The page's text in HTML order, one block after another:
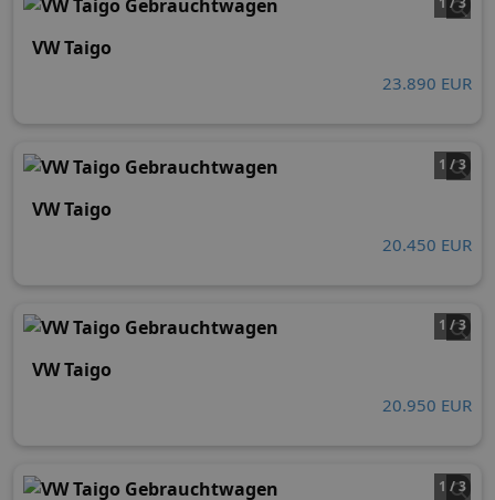
VW Taigo
23.890 EUR
1 / 3
VW Taigo
20.450 EUR
1 / 3
VW Taigo
20.950 EUR
1 / 3